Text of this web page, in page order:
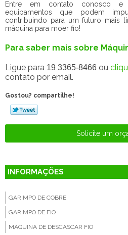
Entre em contato conosco e
equipamentos que podem
contribuindo para um futuro mais
máquina para moer fio!
Para saber mais sobre
Ligue para 19 3365-8466 ou
contato por email.
Gostou? compartilhe!
Solicite um
INFORMAÇÕES
GARIMPO DE COBRE
GARIMPO DE FIO
MAQUINA DE DESCASCAR FIO